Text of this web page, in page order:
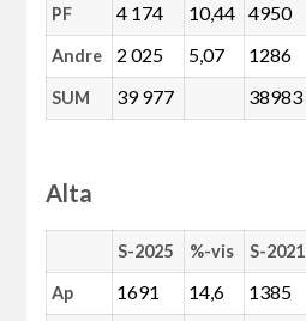
PF 4 174 10,44 4950
Andre 2 025 5,07 1286
SUM 39 977 38983
Alta
S-2025 %-vis S-2021
Ap 1691 14,6 1385